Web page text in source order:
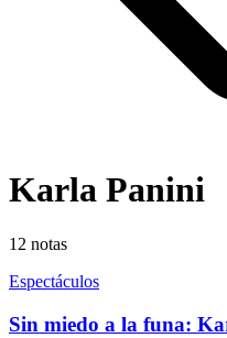
Karla Panini
12 notas
Espectáculos
Sin miedo a la funa: